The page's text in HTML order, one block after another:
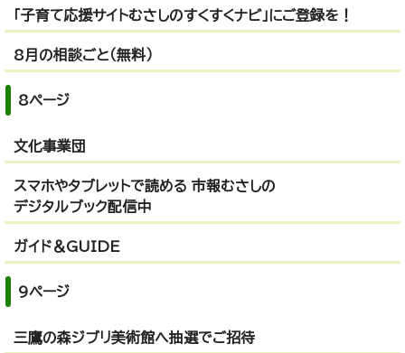
「子育て応援サイトむさしのすくすくナビ」にご登録を！
8月の相談ごと（無料）
8ページ
文化事業団
スマホやタブレットで読める 市報むさしの
デジタルブック配信中
ガイド＆GUIDE
9ページ
三鷹の森ジブリ美術館へ抽選でご招待